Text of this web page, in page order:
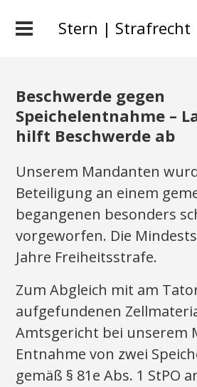
Stern | Strafrecht
Beschwerde gegen
Speichelentnahme –
hilft Beschwerde ab
Unserem Mandanten
Beteiligung an einem
begangenen besonders
vorgeworfen. Die
Jahre Freiheitsstrafe.
Zum Abgleich mit am
aufgefundenen
Amtsgericht bei unserem
Entnahme von zwei
gemäß § 81e Abs. 1 StPO